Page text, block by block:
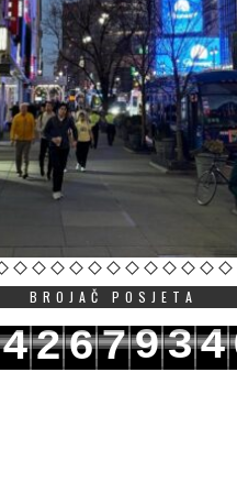
BROJAČ POSJETA
4267934